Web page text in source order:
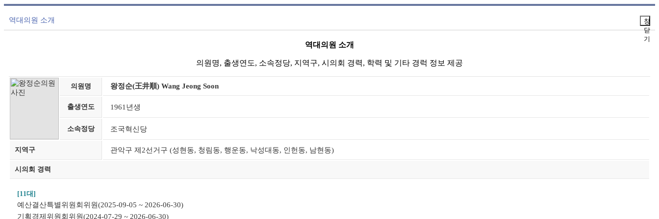
역대의원 소개
창
닫
기
역대의원 소개
의원명, 출생연도, 소속정당, 지역구, 시의회 경력, 학력 및 기타 경럭 정보 제공
의원명 왕정순(王井順) Wang Jeong Soon
출생연도 1961년생
소속정당 조국혁신당
지역구 관악구 제2선거구 (성현동, 청림동, 행운동, 낙성대동, 인헌동, 남현동)
시의회 경력
[11대]
예산결산특별위원회위원(2025-09-05 ~ 2026-06-30)
기획경제위원회위원(2024-07-29 ~ 2026-06-30)